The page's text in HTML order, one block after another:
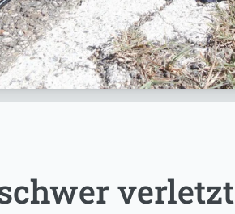
verletzt